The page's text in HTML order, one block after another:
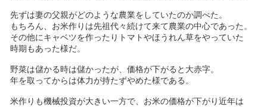
先ずは妻の父親がどのような農業をしていたのか調べた。
もちろん、お米作りは先祖代々続けて来て農業の中心であった。
その他にキャベツを作ったりトマトやほうれん草をやっていた
時期もあった様だ。
野菜は儲かる時は儲かったが、価格が下がると大赤字。
年を取ってからは体力が持たずやめた様である。
米作りも機械投資が大きい一方で、お米の価格が下がり近年は